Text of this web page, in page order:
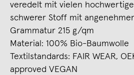
veredelt mit vielen
schwerer Stoff mit
Grammatur 215 g/qm
Material: 100% Bio-Baumwolle
Textilstandards: FAIR WEAR,
approved VEGAN